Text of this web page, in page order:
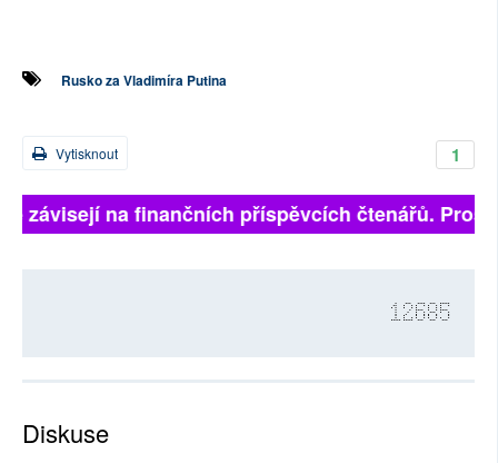
Rusko za Vladimíra Putina
1
Vytisknout
závisejí na finančních příspěvcích čtenářů.
12685
Diskuse